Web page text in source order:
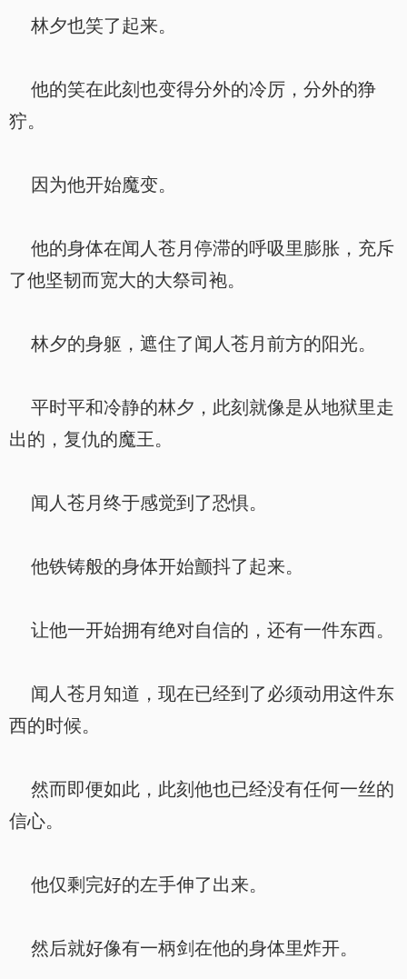
林夕也笑了起来。
他的笑在此刻也变得分外的冷厉，分外的狰
狞。
因为他开始魔变。
他的身体在闻人苍月停滞的呼吸里膨胀，充斥
了他坚韧而宽大的大祭司袍。
林夕的身躯，遮住了闻人苍月前方的阳光。
平时平和冷静的林夕，此刻就像是从地狱里走
出的，复仇的魔王。
闻人苍月终于感觉到了恐惧。
他铁铸般的身体开始颤抖了起来。
让他一开始拥有绝对自信的，还有一件东西。
闻人苍月知道，现在已经到了必须动用这件东
西的时候。
然而即便如此，此刻他也已经没有任何一丝的
信心。
他仅剩完好的左手伸了出来。
然后就好像有一柄剑在他的身体里炸开。